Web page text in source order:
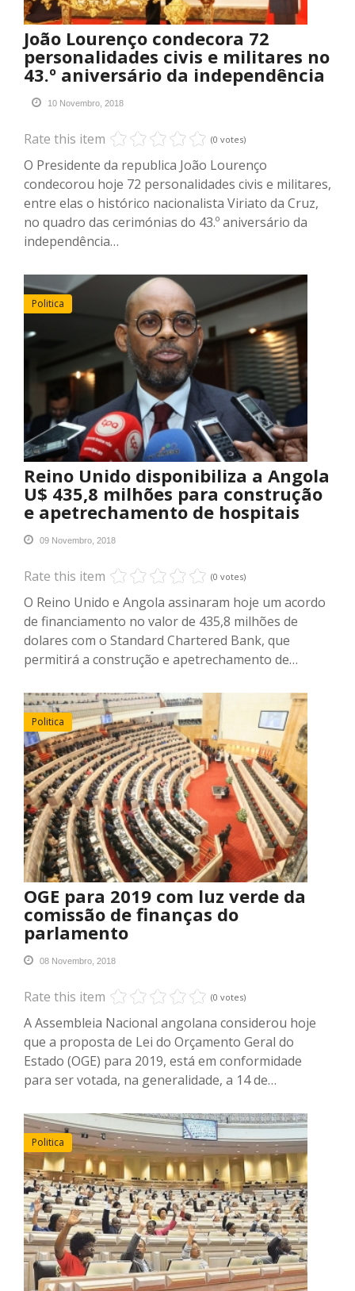
João Lourenço condecora 72
personalidades civis e militares no
43.º aniversário da independência
10 Novembro, 2018
Rate this item (0 votes)
O Presidente da republica João Lourenço
condecorou hoje 72 personalidades civis e militares,
entre elas o histórico nacionalista Viriato da Cruz,
no quadro das cerimónias do 43.º aniversário da
independência…
Politica
Reino Unido disponibiliza a Angola
U$ 435,8 milhões para construção
e apetrechamento de hospitais
09 Novembro, 2018
Rate this item (0 votes)
O Reino Unido e Angola assinaram hoje um acordo
de financiamento no valor de 435,8 milhões de
dolares com o Standard Chartered Bank, que
permitirá a construção e apetrechamento de…
Politica
OGE para 2019 com luz verde da
comissão de finanças do
parlamento
08 Novembro, 2018
Rate this item (0 votes)
A Assembleia Nacional angolana considerou hoje
que a proposta de Lei do Orçamento Geral do
Estado (OGE) para 2019, está em conformidade
para ser votada, na generalidade, a 14 de…
Politica